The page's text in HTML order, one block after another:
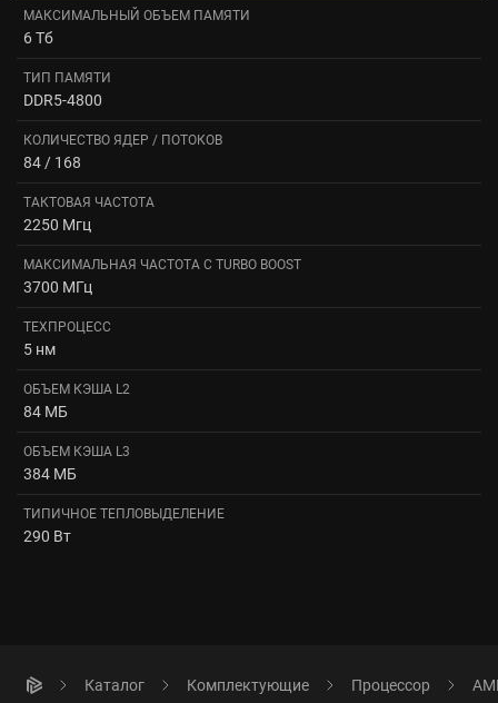
МАКСИМАЛЬНЫЙ ОБЪЕМ ПАМЯТИ
6 Тб
ТИП ПАМЯТИ
DDR5-4800
КОЛИЧЕСТВО ЯДЕР / ПОТОКОВ
84 / 168
ТАКТОВАЯ ЧАСТОТА
2250 Мгц
МАКСИМАЛЬНАЯ ЧАСТОТА С TURBO BOOST
3700 МГц
ТЕХПРОЦЕСС
5 нм
ОБЪЕМ КЭША L2
84 МБ
ОБЪЕМ КЭША L3
384 МБ
ТИПИЧНОЕ ТЕПЛОВЫДЕЛЕНИЕ
290 Вт
Каталог Комплектующие Процессор